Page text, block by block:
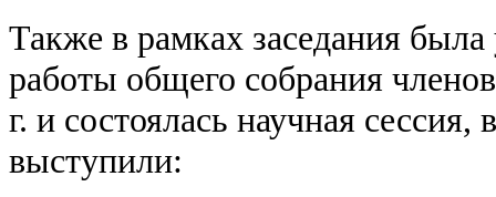
Также в рамках заседания
работы общего собрания
г. и состоялась научная сессия,
выступили: